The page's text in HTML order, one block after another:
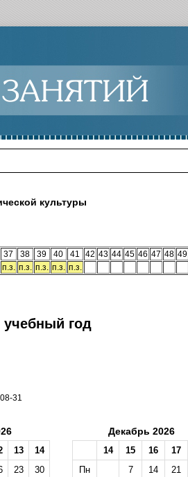
культуры
37 38 39 40 41 42 43 44 45 46 47 48 49
п.з. п.з. п.з. п.з. п.з.
учебный год
31
13
14
23
30
Декабрь 2026
14 15 16 17
Пн
7 14 21